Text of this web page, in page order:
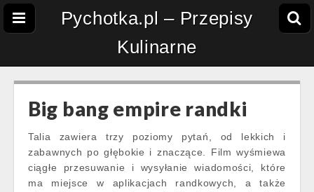
Pychotka.pl – Przepisy
Kulinarne
Big bang empire randki
Talia zawiera trzy poziomy pytań, od lekkich i
zabawnych po głębokie i znaczące. Film wyśmiewa
ciągłe przesuwanie i wysyłanie wiadomości, które
ma miejsce w aplikacjach randkowych, a także